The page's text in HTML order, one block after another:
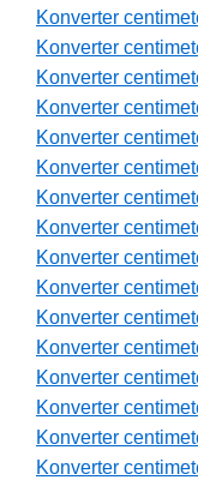
Konverter
Konverter
Konverter
Konverter
Konverter
Konverter
Konverter
Konverter
Konverter
Konverter
Konverter
Konverter
Konverter
Konverter
Konverter
Konverter